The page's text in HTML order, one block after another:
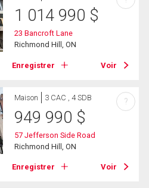
1 014 990 $
23 Bancroft Lane
Richmond Hill, ON
Enregistrer Voir
Maison 3 CAC , 4 SDB
949 990 $
57 Jefferson Side Road
Richmond Hill, ON
Enregistrer Voir
?